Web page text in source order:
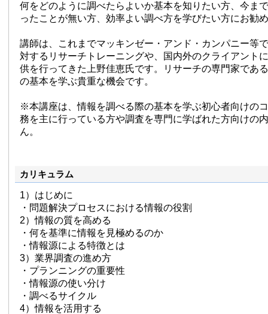
何をどのように調べたらよいか基本を知りたい方、今ま
ったことが無い方、効率よい調べ方を学びたい方にお勧
講師は、これまでマッキンゼー・アンド・カンパニー等
対するリサーチトレーニングや、国内外のクライアント
供を行ってきた上野佳恵氏です。リサーチの専門家であ
の基本を学ぶ貴重な機会です。
※本講座は、情報を調べる際の基本を学ぶ初心者向けの
務を主に行っている方や調査を専門に学ばれた方向けの
ん。
カリキュラム
1）はじめに
・問題解決プロセスにおける情報の役割
2）情報の質を高める
・何を基準に情報を見極めるのか
・情報源による特徴とは
3）業界調査の進め方
・プランニングの重要性
・情報源の使い分け
・調べるサイクル
4）情報を活用する